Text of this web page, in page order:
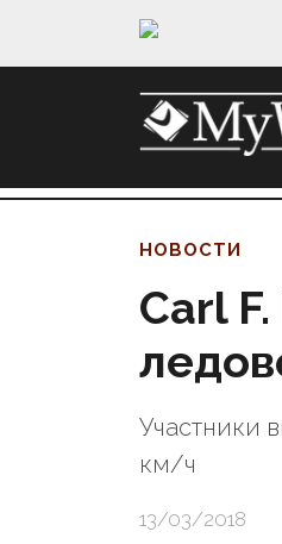
НОВОСТИ
Carl
Участники
км/ч
13/03/2018